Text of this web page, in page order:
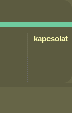
kapcsolat